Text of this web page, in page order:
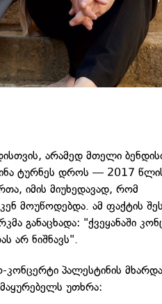
არამედ მთელი
ტურნეს დროს — 2017
იმის მიუხედავად, რომ
მოუწოდებდა. ამ ფაქტის
განაცხადა: "ქვეყანაში
არ ნიშნავს".
პალესტინის
უთხრა: